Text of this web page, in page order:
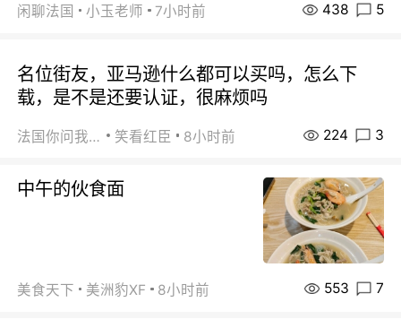
闲聊法国 小玉老师 7小时前 438 5
名位街友，亚马逊什么都可以买吗，怎么下
载，是不是还要认证，很麻烦吗
法国你问我答 笑看红臣 8小时前 224 3
中午的伙食面
美食天下 美洲豹XF 8小时前 553 7